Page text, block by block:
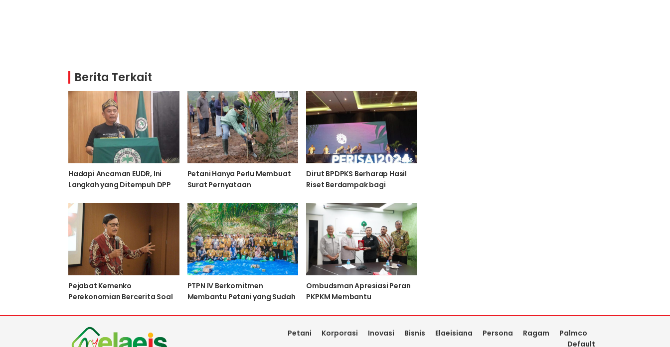
Berita Terkait
Hadapi Ancaman EUDR, Ini
Langkah yang Ditempuh DPP
Petani Hanya Perlu Membuat
Surat Pernyataan
Dirut BPDPKS Berharap Hasil
Riset Berdampak bagi
Pejabat Kemenko
Perekonomian Bercerita Soal
Menentang EUDR
PTPN IV Berkomitmen
Membantu Petani yang Sudah
RSPO
Ombudsman Apresiasi Peran
PKPKM Membantu
Petani Korporasi Inovasi Bisnis Elaeisiana Persona Ragam
Palmco
Default